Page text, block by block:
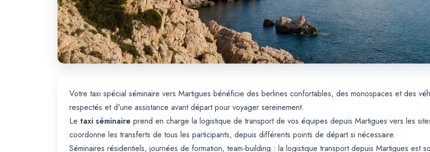
Votre taxi spécial séminaire vers Martigues bénéficie des berlines confortables, des monospaces et des
respectés et d'une assistance avant départ pour voyager sereinement.
Le taxi séminaire prend en charge la logistique de transport de vos équipes depuis Martigues vers les
coordonne les transferts de tous les participants, depuis différents points de départ si nécessaire.
Séminaires résidentiels, journées de formation, team-building : la logistique transport depuis Martigues est